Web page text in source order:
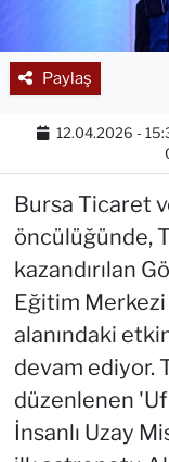
Paylaş
12.04.2026 -
Bursa Ticaret
öncülüğünde,
kazandırılan
Eğitim Merkezi
alanındaki
devam ediyor.
düzenlenen
İnsanlı Uzay